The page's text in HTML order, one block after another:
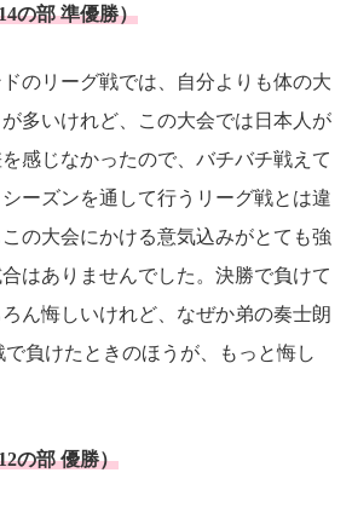
の部 準優勝）
ドのリーグ戦では、自分よりも体の大
多いけれど、この大会では日本人が
感じなかったので、バチバチ戦えて
ーズンを通して行うリーグ戦とは違
の大会にかける意気込みがとても強
はありませんでした。決勝で負けて
ん悔しいけれど、なぜか弟の奏士朗
負けたときのほうが、もっと悔し
の部 優勝）